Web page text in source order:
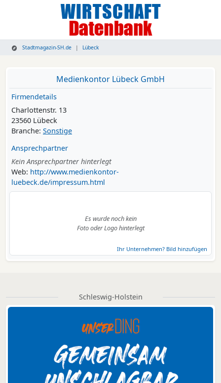
Stadtmagazin-SH.de Lübeck
Medienkontor Lübeck GmbH
Firmendetails
Charlottenstr. 13
23560 Lübeck
Branche: Sonstige
Ansprechpartner
Kein Ansprechpartner hinterlegt
Web: http://www.medienkontor-
luebeck.de/impressum.html
Es wurde noch kein
Foto oder Logo hinterlegt
Ihr Unternehmen? Bild hinzufügen
Schleswig-Holstein